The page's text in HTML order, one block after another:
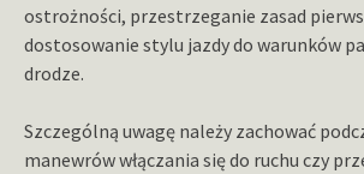
ostrożności, przestrzeganie zasad
dostosowanie stylu jazdy do warunków
drodze.
Szczególną uwagę należy zachować
manewrów włączania się do ruchu czy